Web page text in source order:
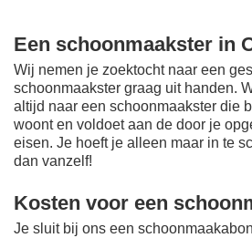
Een schoonmaakster in
Wij nemen je zoektocht naar een
schoonmaakster graag uit handen.
altijd naar een schoonmaakster die
woont en voldoet aan de door je
eisen. Je hoeft je alleen maar in te
dan vanzelf!
Kosten voor een
Je sluit bij ons een